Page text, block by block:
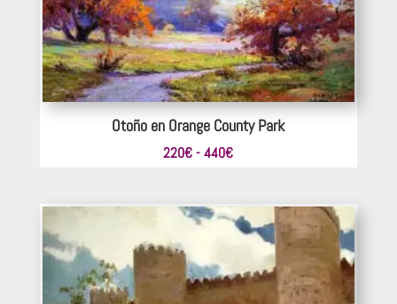
Otoño en Orange County Park
220€ - 440€Rango
desde
220€
hasta
440€